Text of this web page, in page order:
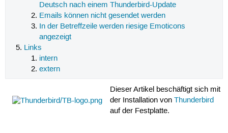
Deutsch nach einem Thunderbird-Update
Emails können nicht gesendet werden
In der Betreffzeile werden riesige Emoticons
angezeigt
Links
intern
extern
Dieser Artikel beschäftigt sich mit
der Installation vonThunderbird
auf der Festplatte.